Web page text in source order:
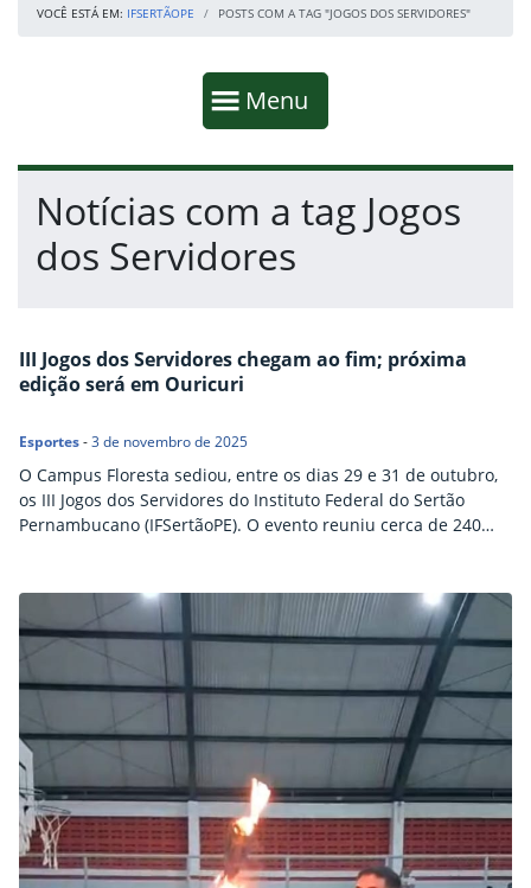
VOCÊ ESTÁ EM: IFSERTÃOPE POSTS COM A TAG "JOGOS DOS SERVIDORES"
Mostrar
Menu
Fim da navegação
Início do conteúdo
Notícias com a tag Jogos
dos Servidores
III Jogos dos Servidores chegam ao fim; próxima
edição será em Ouricuri
Esportes-3 de novembro de 2025
O Campus Floresta sediou, entre os dias 29 e 31 de outubro,
os III Jogos dos Servidores do Instituto Federal do Sertão
Pernambucano (IFSertãoPE). O evento reuniu cerca de 240
Durante o encerramento, foi anunciado que a próxima edição
dos Jogos será realizada no…